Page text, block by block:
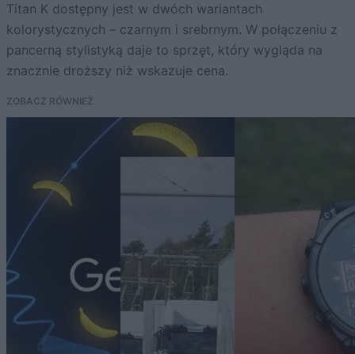
Titan K dostępny jest w dwóch wariantach
kolorystycznych – czarnym i srebrnym. W połączeniu z
pancerną stylistyką daje to sprzęt, który wygląda na
znacznie droższy niż wskazuje cena.
ZOBACZ RÓWNIEŻ